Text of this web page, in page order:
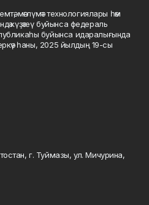
мәғлүмәт технологиялары һәм
күҙәтеү буйынса федераль
буйынса идаралығында
һаны, 2025 йылдың 19-сы
г. Туймазы, ул. Мичурина,